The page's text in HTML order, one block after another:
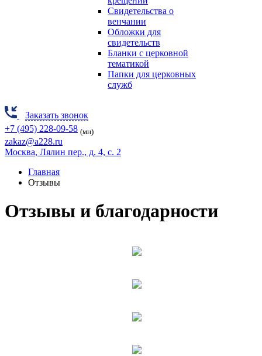
Свидетельства о
венчании
Обложки для
свидетельств
Бланки с церковной
тематикой
Папки для церковных
служб
Заказать звонок
+7 (495) 228-09-58 (мн)
zakaz@a228.ru
Москва, Лялин пер., д. 4, с. 2
Главная
Отзывы
Отзывы и благодарности